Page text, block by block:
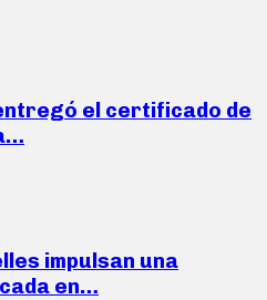
el certificado de
impulsan una
en…